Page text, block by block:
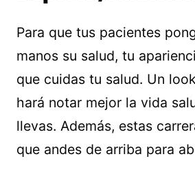
Para que tus pacientes
manos su salud, tu
que cuidas tu salud. Un
hará notar mejor la vida
llevas. Además, estas
que andes de arriba para